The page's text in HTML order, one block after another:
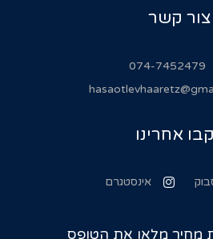
צור קשר
074-7452479
אחרינו
אינסטגרם
מחיר מלאו את הטופס